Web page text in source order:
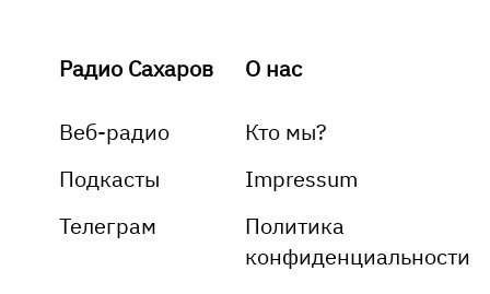
Радио Сахаров
Веб-радио
Подкасты
Телеграм
О нас
Кто мы?
Impressum
Политика
конфиденциальности